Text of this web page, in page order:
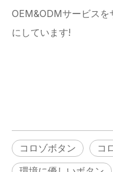
OEM&ODMサービスを
にしています!
コロゾボタン
コ